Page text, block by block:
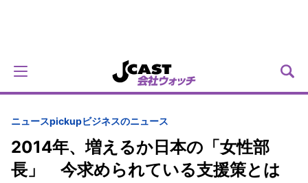
ニュースpickupビジネスのニュース
2014年、増えるか日本の「女性部
長」 今求められている支援策とは